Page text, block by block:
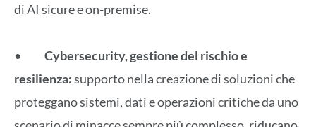
di AI sicure e on-premise.
• Cybersecurity, gestione del rischio e
resilienza:supporto nella creazione di soluzioni che
proteggano sistemi, dati e operazioni critiche da uno